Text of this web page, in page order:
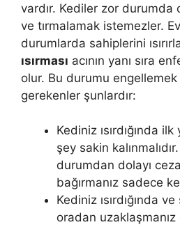
vardır. Kediler zor durumda
ve tırmalamak istemezler.
durumlarda sahiplerini
ısırması acının yanı sıra
olur. Bu durumu engellemek
gerekenler şunlardır:
Kediniz ısırdığında
şey sakin
durumdan dolayı
bağırmanız sadece
Kediniz ısırdığında
oradan